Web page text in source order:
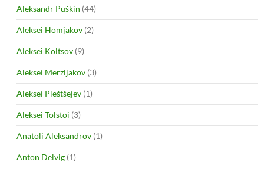
Aleksandr Puškin (44)
Aleksei Homjakov (2)
Aleksei Koltsov (9)
Aleksei Merzljakov (3)
Aleksei Pleštšejev (1)
Aleksei Tolstoi (3)
Anatoli Aleksandrov (1)
Anton Delvig (1)